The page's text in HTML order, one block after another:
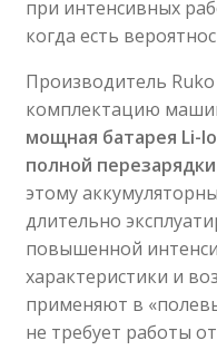
при интенсивных
когда есть
Производитель
комплектацию
мощная батарея Li-
полной
этому
длительно
повышенной
характеристики и
применяют в
не требует работы